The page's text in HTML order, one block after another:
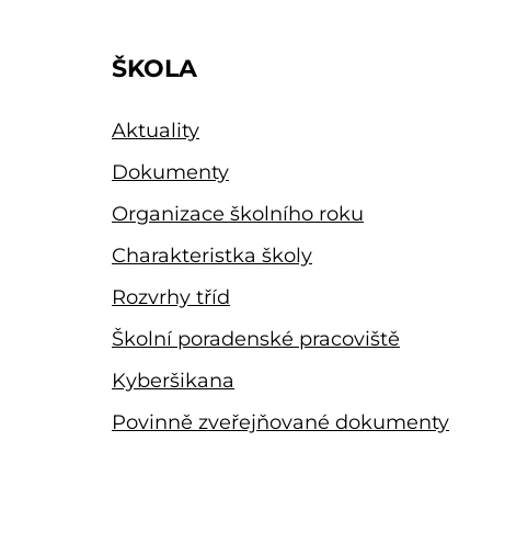
ŠKOLA
Aktuality
Dokumenty
Organizace školního roku
Charakteristka školy
Rozvrhy tříd
Školní poradenské pracoviště
Kyberšikana
Povinně zveřejňované dokumenty